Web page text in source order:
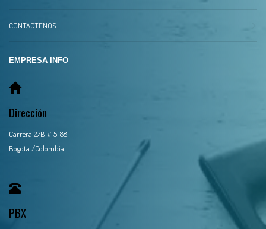
CONTACTENOS
EMPRESA INFO
Dirección
Carrera 27B # 5-88
Bogota /Colombia
PBX